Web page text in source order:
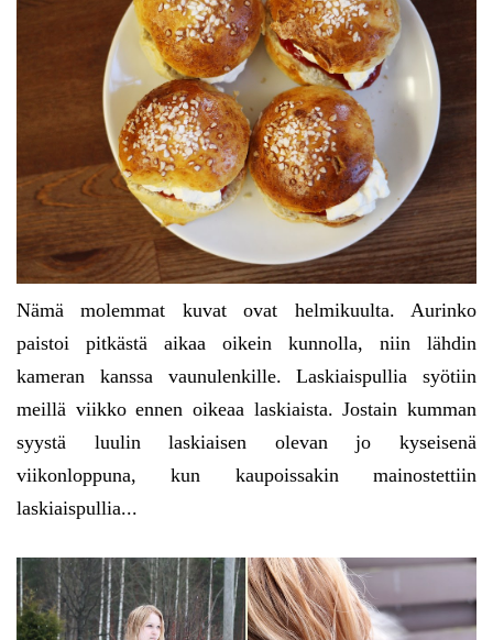
Nämä molemmat kuvat ovat helmikuulta. Aurinko
paistoi pitkästä aikaa oikein kunnolla, niin lähdin
kameran kanssa vaunulenkille. Laskiaispullia syötiin
meillä viikko ennen oikeaa laskiaista. Jostain kumman
syystä luulin laskiaisen olevan jo kyseisenä
viikonloppuna, kun kaupoissakin mainostettiin
laskiaispullia...